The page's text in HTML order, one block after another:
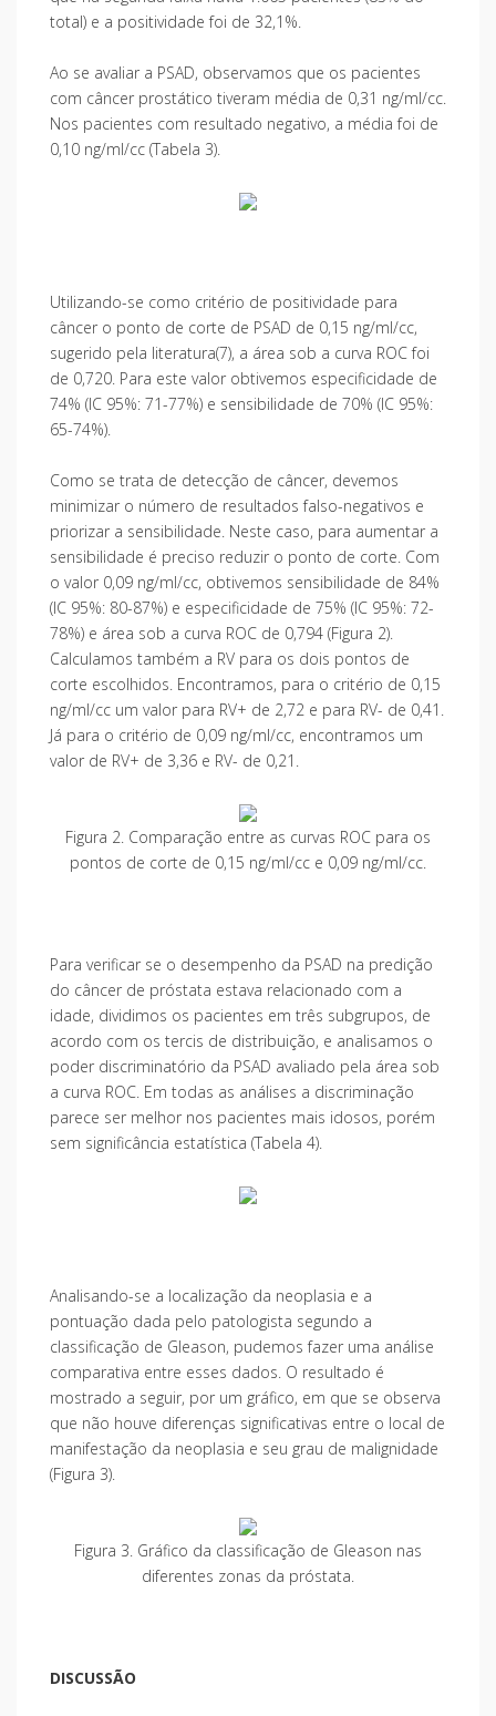
total) e a positividade foi de 32,1%.
Ao se avaliar a PSAD, observamos que os pacientes
com câncer prostático tiveram média de 0,31 ng/ml/cc.
Nos pacientes com resultado negativo, a média foi de
0,10 ng/ml/cc (Tabela 3).
Utilizando-se como critério de positividade para
câncer o ponto de corte de PSAD de 0,15 ng/ml/cc,
sugerido pela literatura(7), a área sob a curva ROC foi
de 0,720. Para este valor obtivemos especificidade de
74% (IC 95%: 71-77%) e sensibilidade de 70% (IC 95%:
65-74%).
Como se trata de detecção de câncer, devemos
minimizar o número de resultados falso-negativos e
priorizar a sensibilidade. Neste caso, para aumentar a
sensibilidade é preciso reduzir o ponto de corte. Com
o valor 0,09 ng/ml/cc, obtivemos sensibilidade de 84%
(IC 95%: 80-87%) e especificidade de 75% (IC 95%: 72-
78%) e área sob a curva ROC de 0,794 (Figura 2).
Calculamos também a RV para os dois pontos de
corte escolhidos. Encontramos, para o critério de 0,15
ng/ml/cc um valor para RV+ de 2,72 e para RV- de 0,41.
Já para o critério de 0,09 ng/ml/cc, encontramos um
valor de RV+ de 3,36 e RV- de 0,21.
Figura 2. Comparação entre as curvas ROC para os
pontos de corte de 0,15 ng/ml/cc e 0,09 ng/ml/cc.
Para verificar se o desempenho da PSAD na predição
do câncer de próstata estava relacionado com a
idade, dividimos os pacientes em três subgrupos, de
acordo com os tercis de distribuição, e analisamos o
poder discriminatório da PSAD avaliado pela área sob
a curva ROC. Em todas as análises a discriminação
parece ser melhor nos pacientes mais idosos, porém
sem significância estatística (Tabela 4).
Analisando-se a localização da neoplasia e a
pontuação dada pelo patologista segundo a
classificação de Gleason, pudemos fazer uma análise
comparativa entre esses dados. O resultado é
mostrado a seguir, por um gráfico, em que se observa
que não houve diferenças significativas entre o local de
manifestação da neoplasia e seu grau de malignidade
(Figura 3).
Figura 3. Gráfico da classificação de Gleason nas
diferentes zonas da próstata.
DISCUSSÃO